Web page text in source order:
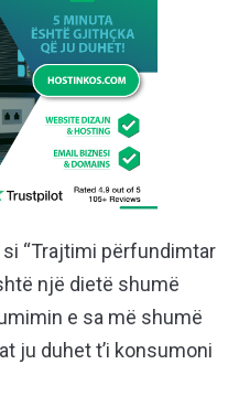
“Trajtimi përfundimtar
një dietë shumë
e sa më shumë
ju duhet t’i konsumoni